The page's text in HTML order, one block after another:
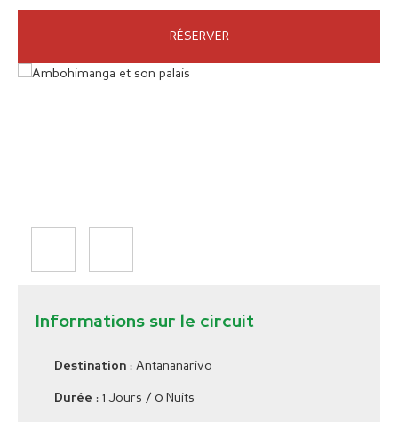
RÉSERVER
Informations sur le circuit
Destination : Antananarivo
Durée : 1 Jours / 0 Nuits